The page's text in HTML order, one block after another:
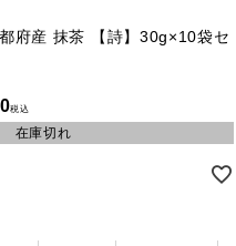
府産 抹茶 【詩】30g×10袋セ
税込
在庫切れ